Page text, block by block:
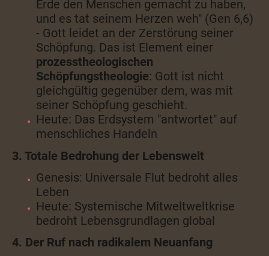
Erde den Menschen gemacht zu haben,
und es tat seinem Herzen weh" (Gen 6,6)
- Gott leidet an der Zerstörung seiner
Schöpfung. Das ist Element einer
prozesstheologischen
Schöpfungstheologie: Gott ist nicht
gleichgültig gegenüber dem, was mit
seiner Schöpfung geschieht.
Heute: Das Erdsystem "antwortet" auf
menschliches Handeln
3. Totale Bedrohung der Lebenswelt
Genesis: Universale Flut bedroht alles
Leben
Heute: Systemische Mitweltweltkrise
bedroht Lebensgrundlagen global
4. Der Ruf nach radikalem Neuanfang